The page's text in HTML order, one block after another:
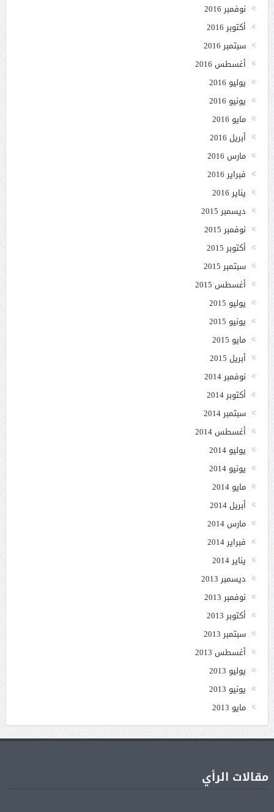
نوفمبر 2016
أكتوبر 2016
سبتمبر 2016
أغسطس 2016
يوليو 2016
يونيو 2016
مايو 2016
أبريل 2016
مارس 2016
فبراير 2016
يناير 2016
ديسمبر 2015
نوفمبر 2015
أكتوبر 2015
سبتمبر 2015
أغسطس 2015
يوليو 2015
يونيو 2015
مايو 2015
أبريل 2015
نوفمبر 2014
أكتوبر 2014
سبتمبر 2014
أغسطس 2014
يوليو 2014
يونيو 2014
مايو 2014
أبريل 2014
مارس 2014
فبراير 2014
يناير 2014
ديسمبر 2013
نوفمبر 2013
أكتوبر 2013
سبتمبر 2013
أغسطس 2013
يوليو 2013
يونيو 2013
مايو 2013
مقالات الرأي